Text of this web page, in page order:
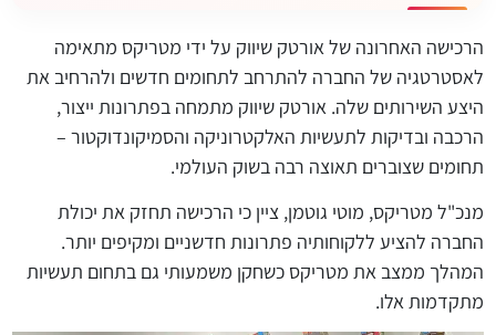
הרכישה האחרונה של אורטק שיווק על ידי מטריקס מתאימה
לאסטרטגיה של החברה להתרחב לתחומים חדשים ולהרחיב את
היצע השירותים שלה. אורטק שיווק מתמחה בפתרונות ייצור,
הרכבה ובדיקות לתעשיות האלקטרוניקה והסמיקונדוקטור –
תחומים שצוברים תאוצה רבה בשוק העולמי.
מנכ"ל מטריקס, מוטי גוטמן, ציין כי הרכישה תחזק את יכולת
החברה להציע ללקוחותיה פתרונות חדשניים ומקיפים יותר.
המהלך ממצב את מטריקס כשחקן משמעותי גם בתחום תעשיות
מתקדמות אלו.